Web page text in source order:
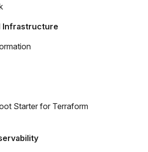
Infrastructure
Starter for Terraform